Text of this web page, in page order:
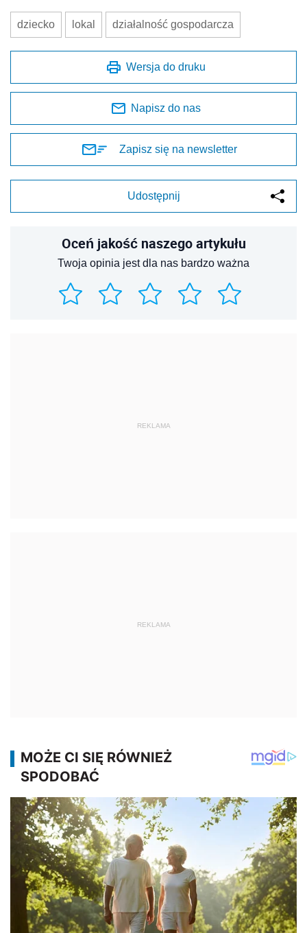
dziecko lokal działalność gospodarcza
Wersja do druku
Napisz do nas
Zapisz się na newsletter
Udostępnij
Oceń jakość naszego artykułu
Twoja opinia jest dla nas bardzo ważna
REKLAMA
REKLAMA